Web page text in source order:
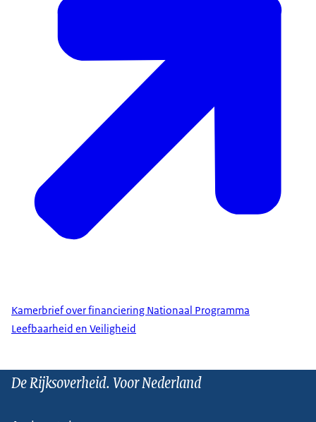
Kamerbrief over financiering Nationaal Programma
Leefbaarheid en Veiligheid
De Rijksoverheid. Voor Nederland